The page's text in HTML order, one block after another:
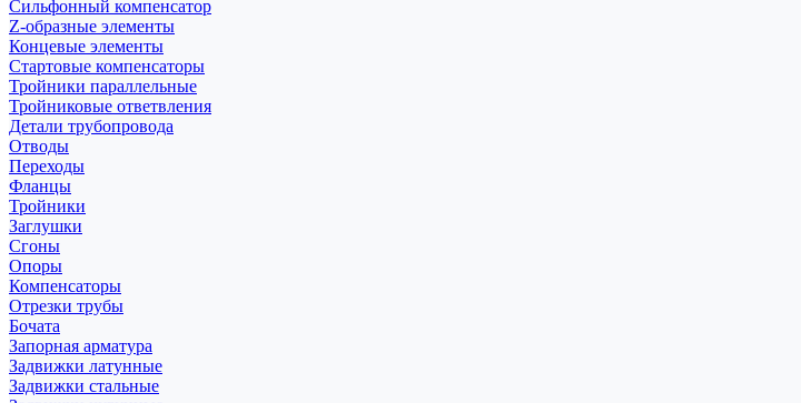
Cильфонный компенсатор
Z-образные элементы
Концевые элементы
Стартовые компенсаторы
Тройники параллельные
Тройниковые ответвления
Детали трубопровода
Отводы
Переходы
Фланцы
Тройники
Заглушки
Сгоны
Опоры
Компенсаторы
Отрезки трубы
Бочата
Запорная арматура
Задвижки латунные
Задвижки стальные